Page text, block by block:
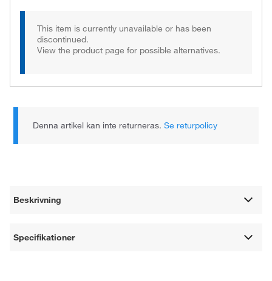
This item is currently unavailable or has been
discontinued.
View the product page for possible alternatives.
Denna artikel kan inte returneras.Se returpolicy
Beskrivning
Specifikationer